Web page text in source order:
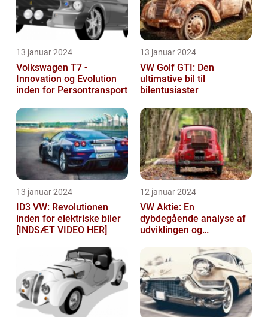
13 januar 2024
Volkswagen T7 -
Innovation og Evolution
inden for Persontransport
13 januar 2024
VW Golf GTI: Den
ultimative bil til
bilentusiaster
13 januar 2024
ID3 VW: Revolutionen
inden for elektriske biler
[INDSÆT VIDEO HER]
12 januar 2024
VW Aktie: En
dybdegående analyse af
udviklingen og